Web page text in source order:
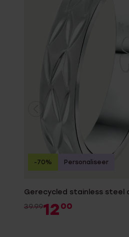
Gerecycled stainless steel
39.9912 00
-70% Personaliseer